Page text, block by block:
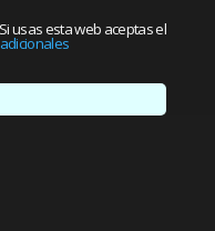
usas esta web aceptas el